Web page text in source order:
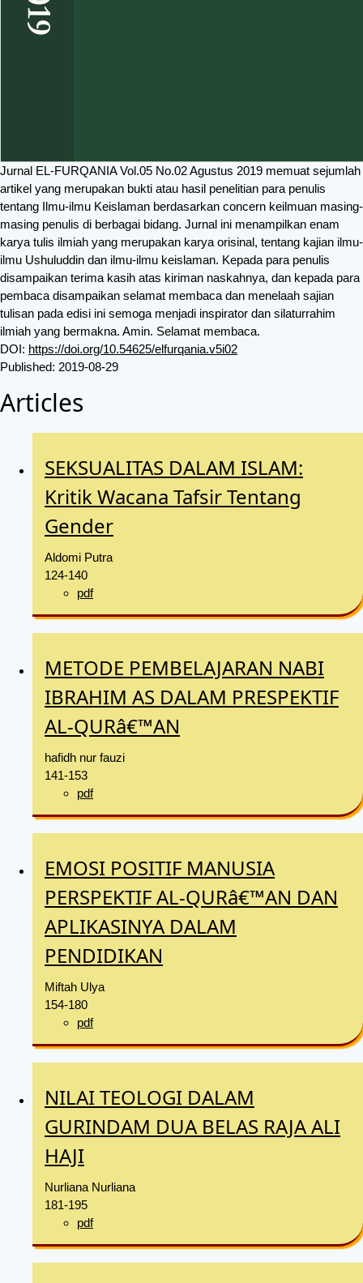
Jurnal EL-FURQANIA Vol.05 No.02 Agustus 2019 memuat sejumlah
artikel yang merupakan bukti atau hasil penelitian para penulis
tentang Ilmu-ilmu Keislaman berdasarkan concern keilmuan masing-
masing penulis di berbagai bidang. Jurnal ini menampilkan enam
karya tulis ilmiah yang merupakan karya orisinal, tentang kajian ilmu-
ilmu Ushuluddin dan ilmu-ilmu keislaman. Kepada para penulis
disampaikan terima kasih atas kiriman naskahnya, dan kepada para
pembaca disampaikan selamat membaca dan menelaah sajian
tulisan pada edisi ini semoga menjadi inspirator dan silaturrahim
ilmiah yang bermakna. Amin. Selamat membaca.
DOI: https://doi.org/10.54625/elfurqania.v5i02
Published: 2019-08-29
Articles
SEKSUALITAS DALAM ISLAM:
Kritik Wacana Tafsir Tentang
Gender
Aldomi Putra
124-140
pdf
METODE PEMBELAJARAN NABI
IBRAHIM AS DALAM PRESPEKTIF
AL-QURâ€™AN
hafidh nur fauzi
141-153
pdf
EMOSI POSITIF MANUSIA
PERSPEKTIF AL-QURâ€™AN DAN
APLIKASINYA DALAM
PENDIDIKAN
Miftah Ulya
154-180
pdf
NILAI TEOLOGI DALAM
GURINDAM DUA BELAS RAJA ALI
HAJI
Nurliana Nurliana
181-195
pdf